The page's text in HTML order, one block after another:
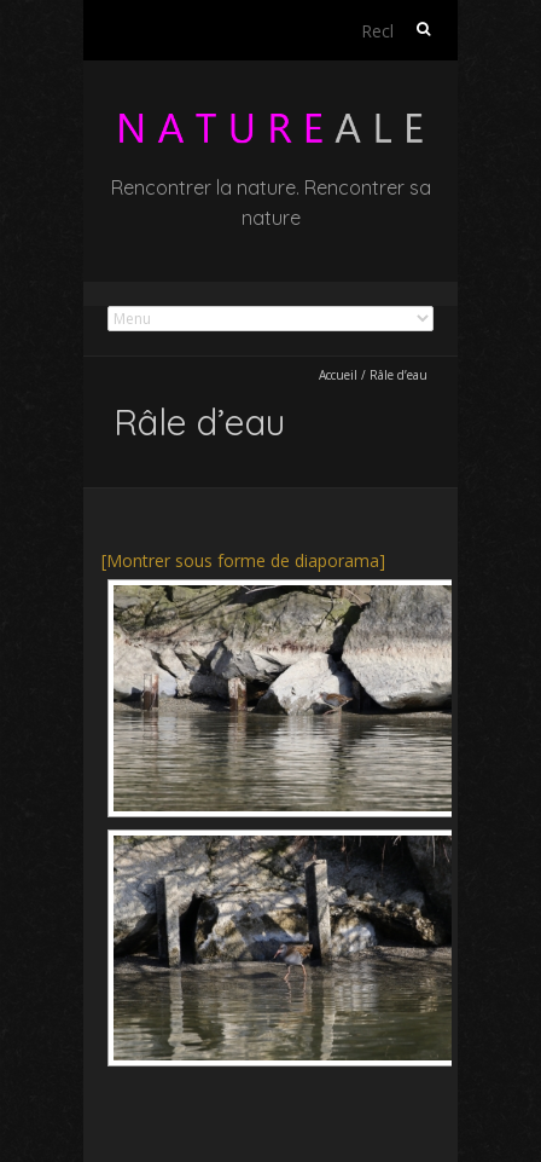
Rechercher :
Rencontrer la nature. Rencontrer sa
nature
Accueil / Râle d’eau
Râle d’eau
[Montrer sous forme de diaporama]